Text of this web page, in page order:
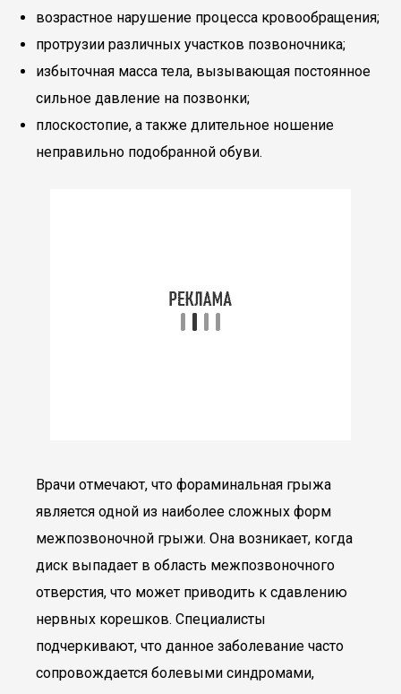
возрастное нарушение процесса кровообращения;
протрузии различных участков позвоночника;
избыточная масса тела, вызывающая постоянное
сильное давление на позвонки;
плоскостопие, а также длительное ношение
неправильно подобранной обуви.
Врачи отмечают, что фораминальная грыжа
является одной из наиболее сложных форм
межпозвоночной грыжи. Она возникает, когда
диск выпадает в область межпозвоночного
отверстия, что может приводить к сдавлению
нервных корешков. Специалисты
подчеркивают, что данное заболевание часто
сопровождается болевыми синдромами,